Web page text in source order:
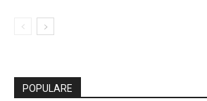
POPULARE